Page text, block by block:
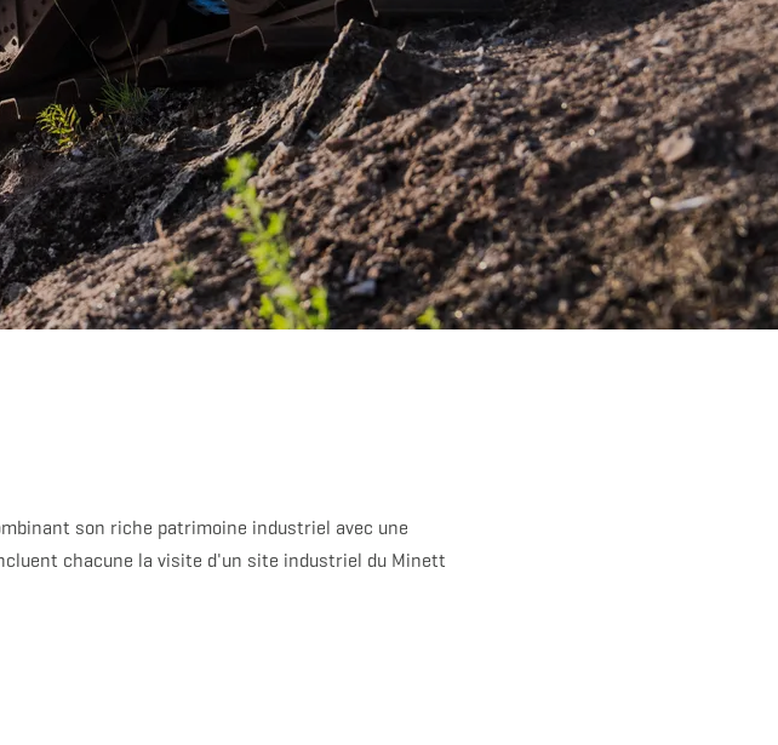
son riche patrimoine industriel avec une
chacune la visite d'un site industriel du Minett